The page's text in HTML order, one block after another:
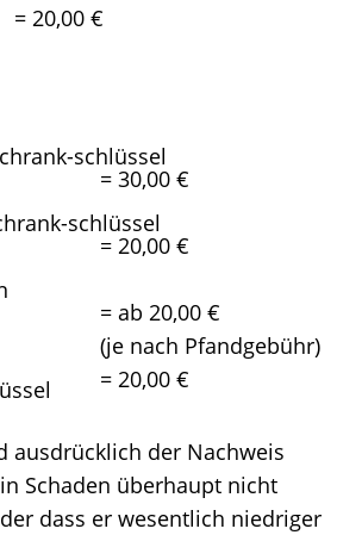
= 20,00 €
schlüssel
schlüssel
= 30,00 €
= 20,00 €
= ab 20,00 €
(je nach Pfandgebühr)
= 20,00 €
ausdrücklich der Nachweis
Schaden überhaupt nicht
dass er wesentlich niedriger